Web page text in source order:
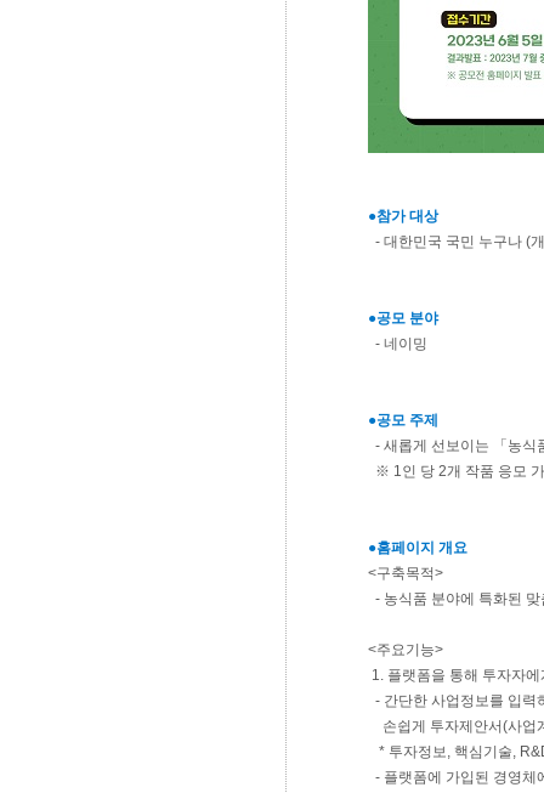
●참가 대상
- 대한민국 국민 누구나 (
●공모 분야
- 네이밍
●공모 주제
- 새롭게 선보이는 「농식
※ 1인 당 2개 작품 응모
●홈페이지 개요
<구축목적>
- 농식품 분야에 특화된
<주요기능>
1. 플랫폼을 통해 투자자
- 간단한 사업정보를 입
손쉽게 투자제안서(사업
* 투자정보, 핵심기술,
- 플랫폼에 가입된 경영체